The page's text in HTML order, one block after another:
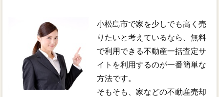
小松島市で家を少しでも高く売
りたいと考えているなら、無料
で利用できる不動産一括査定サ
イトを利用するのが一番簡単な
方法です。
そもそも、家などの不動産売却